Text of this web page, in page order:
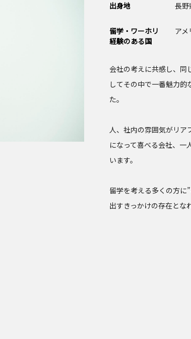
出身地 長野
留学・ワーホリ
経験のある国
ア
会社の考えに共感し、同
してその中で一番魅力
た。
人、社内の雰囲気がリア
になって喜べる会社、一
います。
留学を考える多くの方に
出すきっかけの存在とな